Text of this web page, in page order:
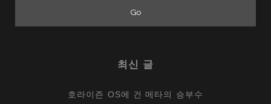
최신 글
호라이즌 OS에 건 메타의 승부수